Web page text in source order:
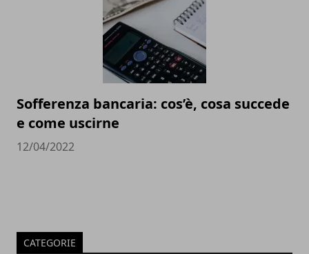
Sofferenza bancaria: cos’è, cosa succede
e come uscirne
12/04/2022
CATEGORIE